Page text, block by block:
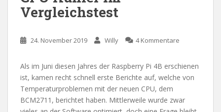
Vergleichstest
24. November 2019 Willy 4 Kommentare
Als im Juni diesen Jahres der Raspberry Pi 4B erschienen
ist, kamen recht schnell erste Berichte auf, welche von
Temperaturproblemen mit der neuen CPU, dem
BCM2711, berichtet haben. Mittlerweile wurde zwar